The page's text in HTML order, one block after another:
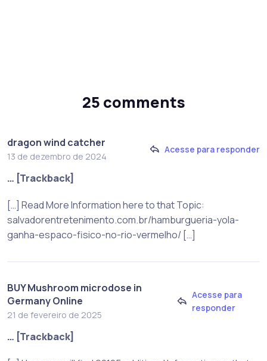
25 comments
dragon wind catcher
13 de dezembro de 2024
Acesse para responder
… [Trackback]
[…] Read More Information here to that Topic:
salvadorentretenimento.com.br/hamburgueria-yola-
ganha-espaco-fisico-no-rio-vermelho/ […]
BUY Mushroom microdose in
Germany Online
21 de fevereiro de 2025
Acesse para
responder
… [Trackback]